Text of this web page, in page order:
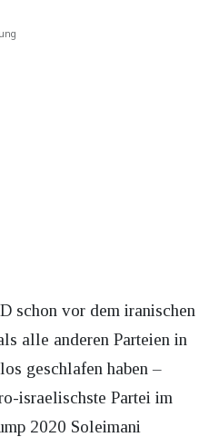
schon vor dem iranischen
alle anderen Parteien in
geschlafen haben –
israelischste Partei im
2020 Soleimani